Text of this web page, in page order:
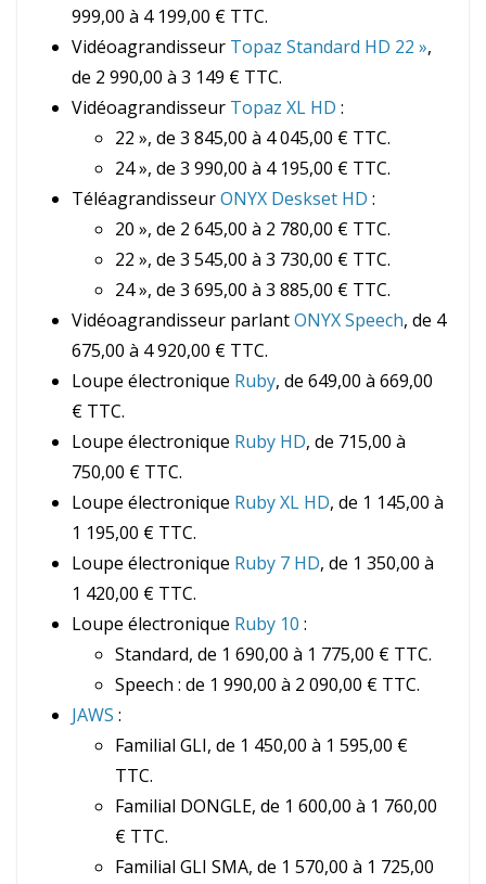
999,00 à 4 199,00 € TTC.
Vidéoagrandisseur Topaz Standard HD 22 »,
de 2 990,00 à 3 149 € TTC.
Vidéoagrandisseur Topaz XL HD :
22 », de 3 845,00 à 4 045,00 € TTC.
24 », de 3 990,00 à 4 195,00 € TTC.
TéléagrandisseurONYX Deskset HD :
20 », de 2 645,00 à 2 780,00 € TTC.
22 », de 3 545,00 à 3 730,00 € TTC.
24 », de 3 695,00 à 3 885,00 € TTC.
Vidéoagrandisseur parlantONYX Speech, de 4
675,00 à 4 920,00 € TTC.
Loupe électronique Ruby, de 649,00 à 669,00
€ TTC.
Loupe électronique Ruby HD, de 715,00 à
750,00 € TTC.
Loupe électronique Ruby XL HD, de 1 145,00 à
1 195,00 € TTC.
Loupe électronique Ruby 7 HD, de 1 350,00 à
1 420,00 € TTC.
Loupe électronique Ruby 10 :
Standard, de 1 690,00 à 1 775,00 € TTC.
Speech : de 1 990,00 à 2 090,00 € TTC.
JAWS :
Familial GLI, de 1 450,00 à 1 595,00 €
TTC.
Familial DONGLE, de 1 600,00 à 1 760,00
€ TTC.
Familial GLI SMA, de 1 570,00 à 1 725,00